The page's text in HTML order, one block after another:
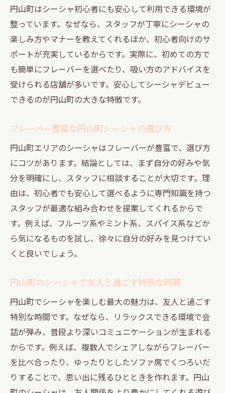
円山町はシーシャ初心者にも安心して利用できる環境が
整っています。なぜなら、スタッフが丁寧にシーシャの
楽しみ方やマナーを教えてくれるほか、初心者向けのサ
ポートが充実しているからです。実際に、初めての方で
も簡単にフレーバーを選べたり、吸い方のアドバイスを
受けられる店舗が多いです。安心してシーシャデビュー
できるのが円山町の大きな特徴です。
フレーバー豊富な円山町シーシャの選び方
円山町エリアのシーシャはフレーバーが豊富で、選び方
にコツがあります。結論としては、まず自分の好みや気
分を明確にし、スタッフに相談することが大切です。理
由は、初心者でも安心して選べるように専門知識を持つ
スタッフが最適な組み合わせを提案してくれるからで
す。例えば、フルーツ系やミント系、スパイス系などか
ら気になるものを試し、徐々に自分の好みを見つけてい
くと良いでしょう。
円山町のシーシャで友人と過ごす特別な時間
円山町でシーシャを楽しむ最大の魅力は、友人と過ごす
特別な時間です。なぜなら、リラックスできる環境で会
話が弾み、普段より深いコミュニケーションが生まれる
からです。例えば、複数人でシェアしながらフレーバー
を比べ合ったり、ゆったりとしたソファ席でくつろいだ
りすることで、思い出に残るひとときを作れます。円山